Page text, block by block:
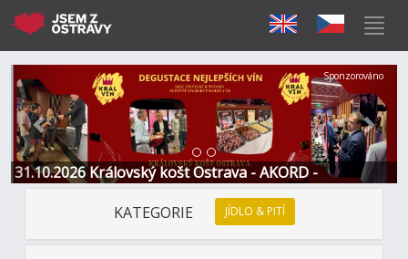
31.10.2026 Královský košt Ostrava - AKORD -
Restaurace a Hotel
Předchozí Další
Sponzorováno
KATEGORIE JÍDLO & PITÍ